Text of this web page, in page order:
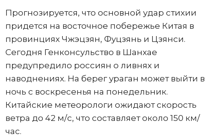
Прогнозируется, что основной удар стихии
придется на восточное побережье Китая в
провинциях Чжэцзян, Фуцзянь и Цзянси.
Сегодня Генконсульство в Шанхае
предупредило россиян о ливнях и
наводнениях. На берег ураган может выйти в
ночь с воскресенья на понедельник.
Китайские метеорологи ожидают скорость
ветра до 42 м/с, что составляет около 150 км/
час.